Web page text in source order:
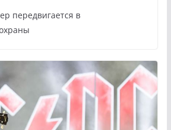
передвигается в